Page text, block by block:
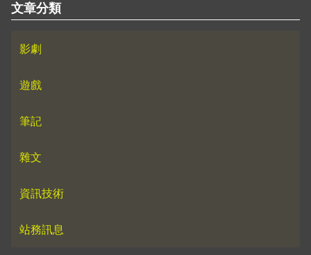
文章分類
影劇
遊戲
筆記
雜文
資訊技術
站務訊息